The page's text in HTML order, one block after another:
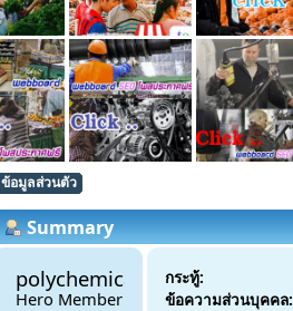
ข้อมูลส่วนตัว
Summary
polychemicals9
Hero Member
กระทู้:
ข้อความส่วนบุคคล: